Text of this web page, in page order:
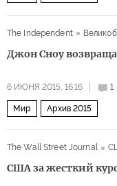
The Independent
Джон Сноу
6 ИЮНЯ 2015, 16:16 1
Мир Архив 2015
The Wall Street Journal
США за жесткий